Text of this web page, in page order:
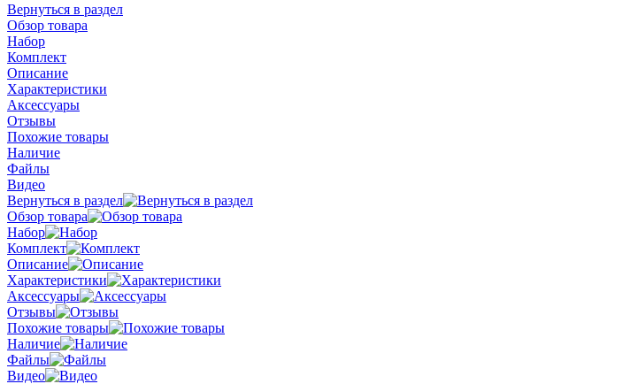
Вернуться в раздел
Обзор товара
Набор
Комплект
Описание
Характеристики
Аксессуары
Отзывы
Похожие товары
Наличие
Файлы
Видео
Вернуться в раздел
Обзор товара
Набор
Комплект
Описание
Характеристики
Аксессуары
Отзывы
Похожие товары
Наличие
Файлы
Видео